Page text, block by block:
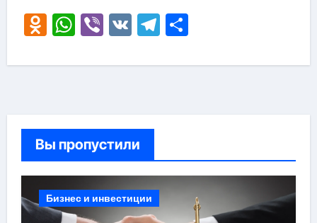
Odnoklassniki
WhatsApp
Viber
VKTelegram
Отправить
Вы пропустили
Бизнес и инвестиции